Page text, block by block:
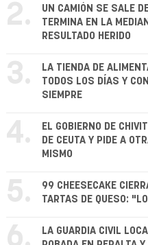
2.
UN CAMIÓN SE SALE
TERMINA EN LA
RESULTADO HERIDO
3.
LA TIENDA DE
TODOS LOS DÍAS Y
SIEMPRE
4.
EL GOBIERNO DE
DE CEUTA Y PIDE A
MISMO
5.
99 CHEESECAKE
TARTAS DE QUESO:
6.
LA GUARDIA CIVIL